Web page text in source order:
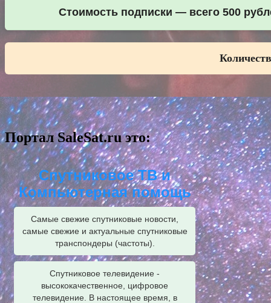
Стоимость подписки — всего 500
Портал SaleSat.ru это:
Спутниковое ТВ и
Компьютерная помощь
Самые свежие спутниковые новости,
самые свежие и актуальные спутниковые
транспондеры (частоты).
Спутниковое телевидение -
высококачественное, цифровое
телевидение. В настоящее время, в